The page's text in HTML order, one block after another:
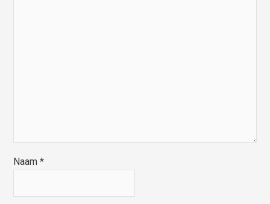
Naam*